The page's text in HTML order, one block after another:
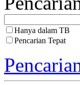
Hanya dalam TB
Pencarian Tepat